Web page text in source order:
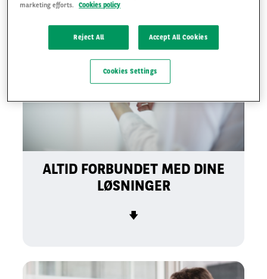
ALTID FORBUNDET MED DINE
LØSNINGER
🡇
marketing efforts.
Cookies policy
Reject All Accept All Cookies
Cookies Settings